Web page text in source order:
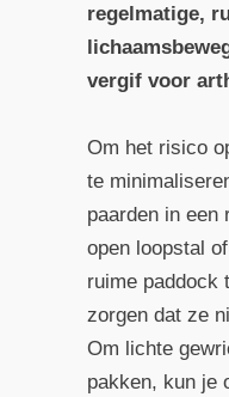
regelmatige,
vergif voor
Om het risico
te
paarden in een
open loopstal
ruime paddock
zorgen dat ze
Om lichte
pakken, kun je